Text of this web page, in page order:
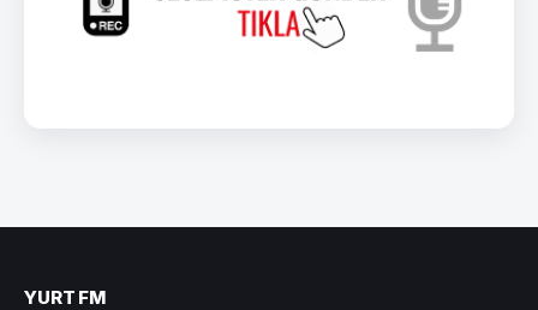
YURT FM